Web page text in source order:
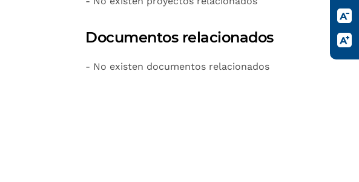
Documentos relacionados
- No existen documentos relacionados